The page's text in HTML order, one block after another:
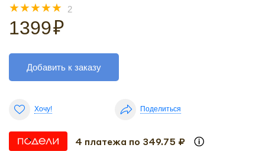
☆
☆
☆
☆
☆ 2
1399₽
Добавить к заказу
Хочу! Поделиться
4 платежа по 349.75 ₽